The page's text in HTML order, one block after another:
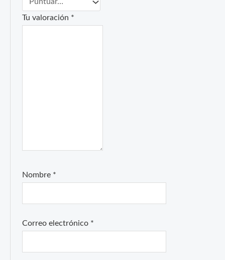
Tu valoración *
Nombre *
Correo electrónico *